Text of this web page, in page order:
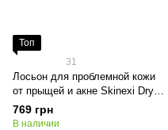
Топ
31
Лосьон для проблемной кожи
от прыщей и акне Skinexi Dry
Lotion Formula+ 100 мл
769 грн
В наличии